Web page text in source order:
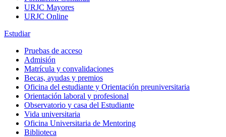
URJC Mayores
URJC Online
Estudiar
Pruebas de acceso
Admisión
Matrícula y convalidaciones
Becas, ayudas y premios
Oficina del estudiante y Orientación preuniversitaria
Orientación laboral y profesional
Observatorio y casa del Estudiante
Vida universitaria
Oficina Universitaria de Mentoring
Biblioteca